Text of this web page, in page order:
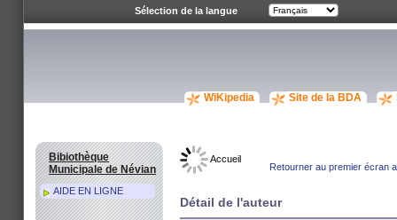
Accueil
WiKipedia Site de la BDA
Retourner au premier écran
Détail de l'auteur
Bibiothèque
Municipale de Névian
AIDE EN LIGNE
Sélection de la langue